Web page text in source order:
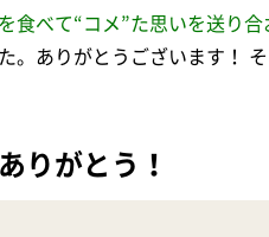
を食べて“コメ”た思いを送り合
。ありがとうございます！
りがとう！